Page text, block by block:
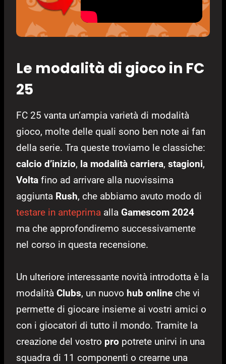
Le modalità di gioco in FC
25
FC 25 vanta un’ampia varietà di modalità
gioco, molte delle quali sono ben note ai fan
della serie. Tra queste troviamo le classiche:
calcio d’inizio, la modalità carriera, stagioni,
Volta fino ad arrivare alla nuovissima
aggiunta Rush, che abbiamo avuto modo di
testare in anteprima alla Gamescom 2024
ma che approfondiremo successivamente
nel corso in questa recensione.
Un ulteriore interessante novità introdotta è la
modalità Clubs, un nuovo hub online che vi
permette di giocare insieme ai vostri amici o
con i giocatori di tutto il mondo. Tramite la
creazione del vostro pro potrete unirvi in una
squadra di 11 componenti o crearne una